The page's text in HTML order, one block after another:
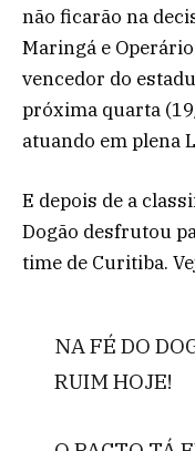
não ficarão na
Maringá e
vencedor do
próxima quarta
atuando em plena
E depois de a
Dogão desfrutou
time de Curitiba.
NA FÉ DO
RUIM HOJE!